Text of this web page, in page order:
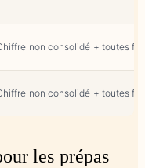
non consolidé + toutes
non consolidé + toutes
les prépas